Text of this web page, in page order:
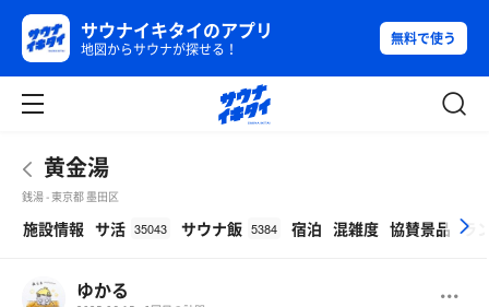
サウナイキタイのアプリ
地図からサウナが探せる！
無料で使う
黄金湯
銭湯 - 東京都 墨田区
施設情報 サ活 35043 サウナ飯 5384 宿泊 混雑度 協賛景品 ラ
ゆかる